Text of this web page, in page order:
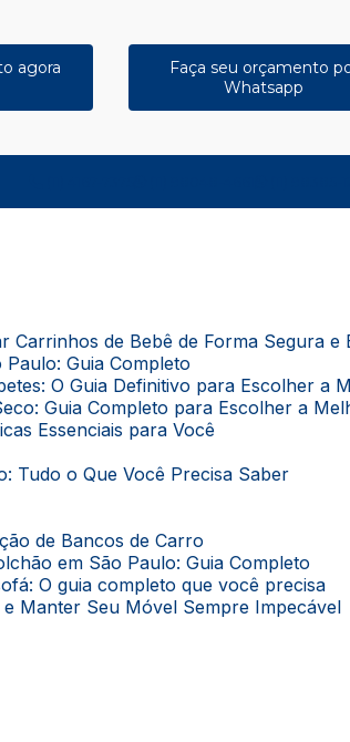
agora
Faça seu orçamento
Whatsapp
Carrinhos de Bebê de Forma Segura e
Paulo: Guia Completo
O Guia Definitivo para Escolher a
Guia Completo para Escolher a
Essenciais para Você
Tudo o Que Você Precisa Saber
de Bancos de Carro
em São Paulo: Guia Completo
O guia completo que você precisa
e Manter Seu Móvel Sempre Impecável